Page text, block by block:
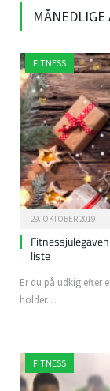
MÅNEDLIGE
FITNESS
29. OKTOBER 2019
liste
Er du på udkig efter
holder…
FITNESS